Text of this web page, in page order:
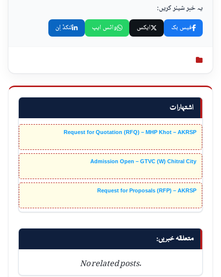
اشتہارات
Request for Quotation (RFQ) – MHP Khot – AKRSP
Admission Open – GTVC (W) Chitral City
Request for Proposals (RFP) – AKRSP
متعلقہ خبریں:
No related posts.
یہ خبر شیئر کریں:
فیس بک ایکس واٹس ایپ لنکڈ اِن